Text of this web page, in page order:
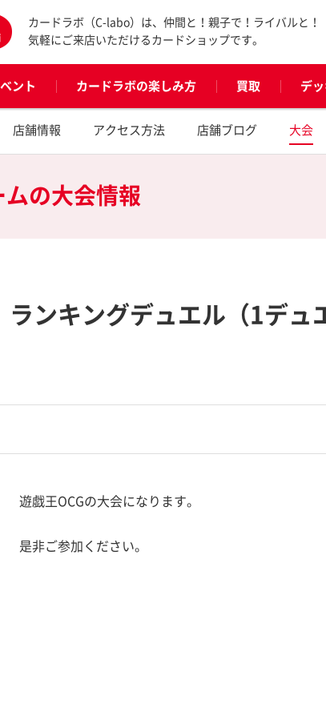
カードラボ（C-labo）は、仲間と！親子で！ライバルと！
気軽にご来店いただけるカードショップです。
ント カードラボの楽しみ方 買取 デ
店舗情報 アクセス方法 店舗ブログ 大会
の大会情報
ランキングデュエル（1デュ
遊戯王OCGの大会になります。
是非ご参加ください。